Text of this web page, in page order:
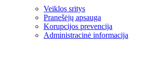
Veiklos sritys
Pranešėjų apsauga
Korupcijos prevencija
Administracinė informacija